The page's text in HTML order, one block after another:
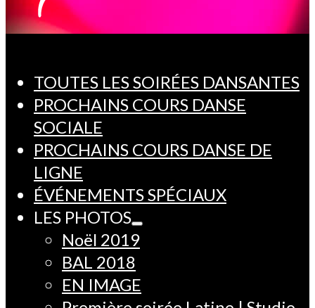
TOUTES LES SOIRÉES DANSANTES
PROCHAINS COURS DANSE
SOCIALE
PROCHAINS COURS DANSE DE
LIGNE
ÉVÉNEMENTS SPÉCIAUX
LES PHOTOS
Noël 2019
BAL 2018
EN IMAGE